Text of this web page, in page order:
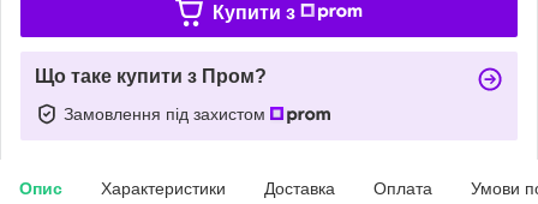
Купити з
Що таке купити з Пром?
Замовлення під захистом
Опис Характеристики Доставка Оплата Умови